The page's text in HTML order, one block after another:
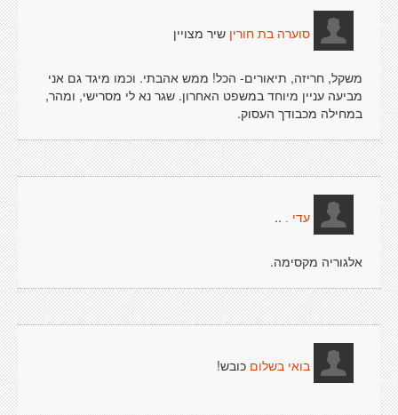
סוערה בת חורין שיר מצויין
משקל, חריזה, תיאורים- הכל! ממש אהבתי. וכמו מיגד גם אני
מביעה עניין מיוחד במשפט האחרון. שגר נא לי מסרישי, ומהר,
במחילה מכבודך העסוק.
עדי . ..
אלגוריה מקסימה.
בואי בשלום כובש!